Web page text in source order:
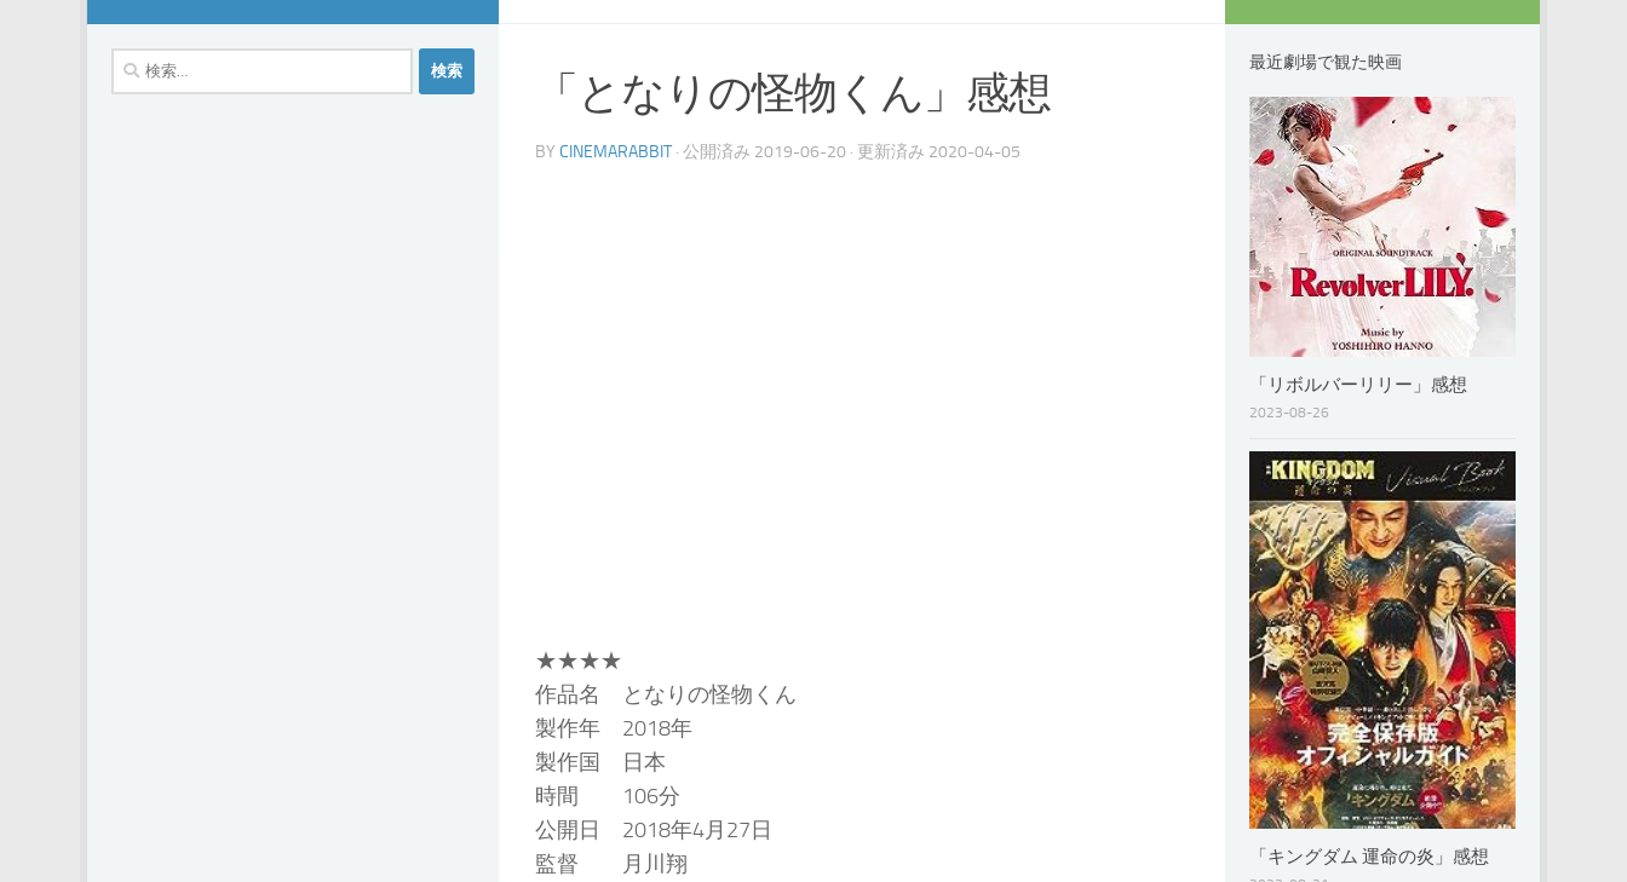
「となりの怪物くん」感想
BY CINEMARABBIT · 公開済み 2019-06-20 · 更新済み 2020-04-05
★★★★
作品名 となりの怪物くん
製作年 2018年
製作国 日本
時間 106分
公開日 2018年4月27日
監督 月川翔
検
索:
最近劇場で観た映画
「リボルバーリリー」感想
2023-08-26
「キングダム 運命の炎」感想